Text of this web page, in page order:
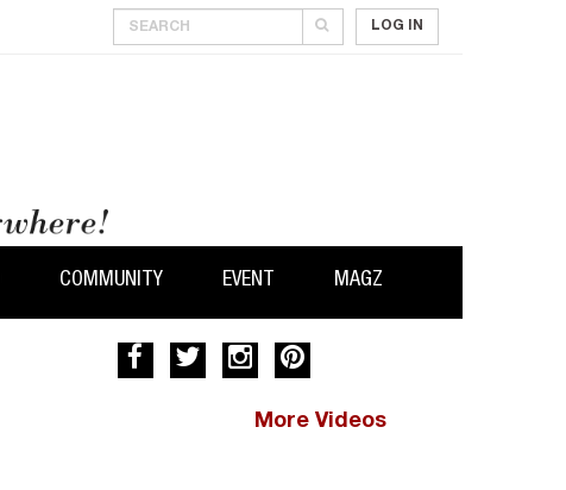
LOG IN
COMMUNITY EVENT MAGZ
More Videos